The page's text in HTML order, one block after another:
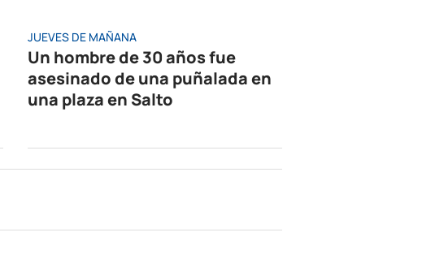
JUEVES DE MAÑANA
Un hombre de 30 años fue
asesinado de una puñalada en
una plaza en Salto